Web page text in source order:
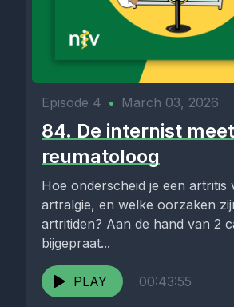
Episode 4 • March 03, 2026
84. De internist
reumatoloog
Hoe onderscheid je een artritis
artralgie, en welke oorzaken
artritiden? Aan de hand van 2
bijgepraat...
PLAY 00:43:55